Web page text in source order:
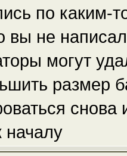
по каким-
вы не
могут
размер
началу